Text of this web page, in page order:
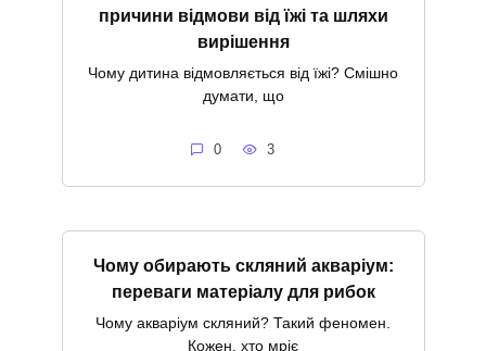
причини відмови від їжі та шляхи
вирішення
Чому дитина відмовляється від їжі? Смішно
думати, що
0 3
Чому обирають скляний акваріум:
переваги матеріалу для рибок
Чому акваріум скляний? Такий феномен.
Кожен, хто мріє